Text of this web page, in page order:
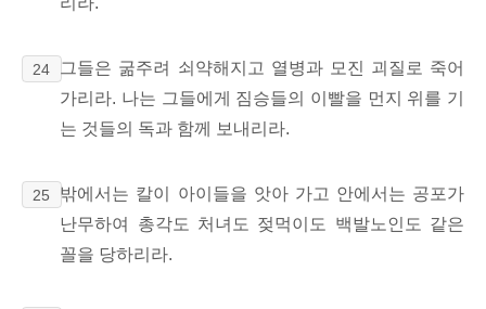
24
그들은 굶주려 쇠약해지고 열병과 모진 괴질로 죽어
가리라. 나는 그들에게 짐승들의 이빨을 먼지 위를 기
는 것들의 독과 함께 보내리라.
25
밖에서는 칼이 아이들을 앗아 가고 안에서는 공포가
난무하여 총각도 처녀도 젖먹이도 백발노인도 같은
꼴을 당하리라.